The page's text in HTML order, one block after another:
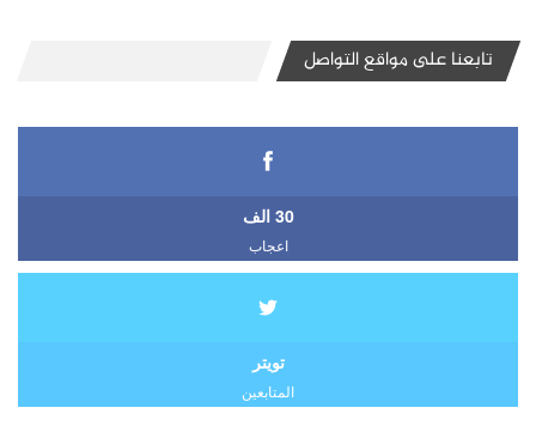
تابعنا على مواقع التواصل
30 الف
اعجاب
تويتر
المتابعين